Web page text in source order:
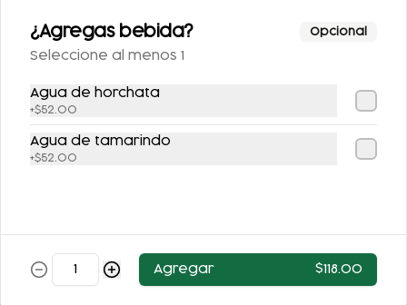
$53.00
¿Agregas bebida? Opcional
Seleccione al menos 1
Agua de horchata
+$52.00
Agua de tamarindo
+$52.00
Agregar $118.00